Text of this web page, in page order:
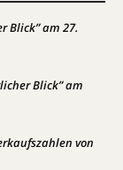
Blick” am 27.
Blick” am
von